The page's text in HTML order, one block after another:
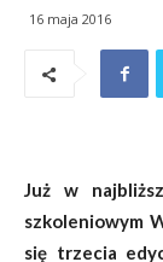
16 maja 2016
Już w
szkoleniowym
się trzecia